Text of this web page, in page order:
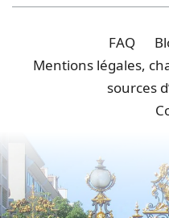
FAQ
Mentions légales,
sources